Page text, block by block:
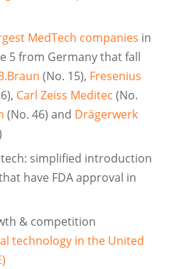
MedTech companies in
5 from Germany that fall
(No. 15), Fresenius
Carl Zeiss Meditec (No.
(No. 46) and Drägerwerk
simplified introduction
have FDA approval in
& competition
technology in the United